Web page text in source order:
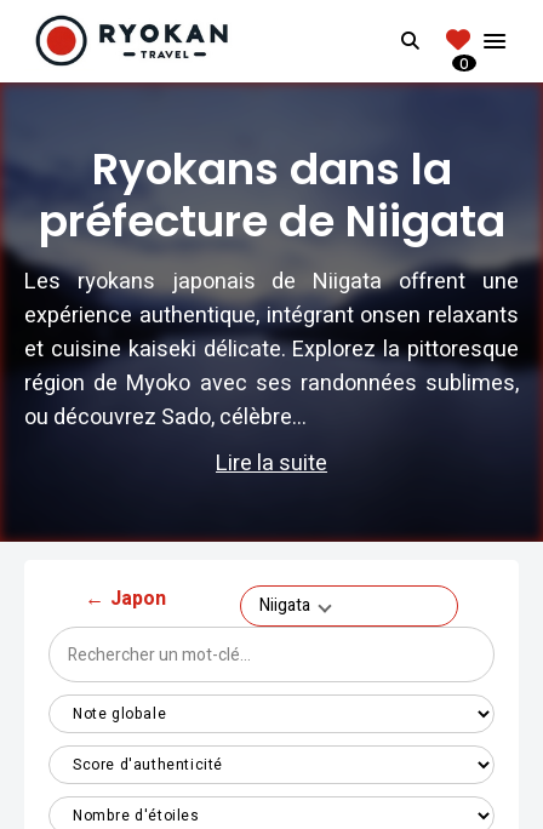
RYOKANTRAVEL
Vivez l'expérience authentique d'un Ryokan
Search
0
Ryokans dans la
préfecture de Niigata
Les ryokans japonais de Niigata offrent une
expérience authentique, intégrant onsen relaxants
et cuisine kaiseki délicate. Explorez la pittoresque
région de Myoko avec ses randonnées sublimes,
ou découvrez Sado, célèbre...
Lire la suite
← Japon Niigata